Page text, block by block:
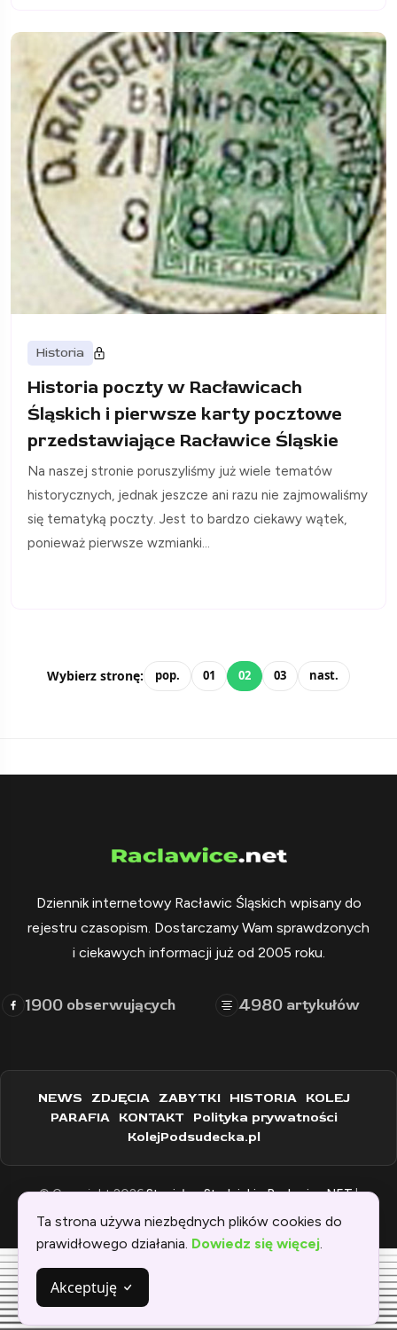
Historia
Historia poczty w Racławicach
Śląskich i pierwsze karty pocztowe
przedstawiające Racławice Śląskie
Na naszej stronie poruszyliśmy już wiele tematów
historycznych, jednak jeszcze ani razu nie zajmowaliśmy
się tematyką poczty. Jest to bardzo ciekawy wątek,
ponieważ pierwsze wzmianki...
Wybierz stronę: pop. 01 02 03 nast.
Dziennik internetowy Racławic Śląskich wpisany do
rejestru czasopism. Dostarczamy Wam sprawdzonych
i ciekawych informacji już od 2005 roku.
1900 obserwujących 4980 artykułów
NEWS ZDJĘCIA ZABYTKI HISTORIA KOLEJ
PARAFIA KONTAKT Polityka prywatności
KolejPodsudecka.pl
© Copyright 2026Stanisław Stadnicki - Raclawice.NET|
Ta strona używa niezbędnych plików cookies do
prawidłowego działania. Dowiedz się więcej.
Akceptuję